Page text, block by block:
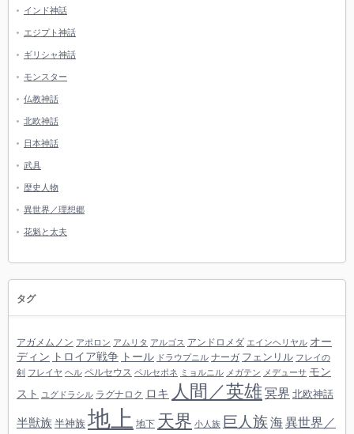
インド神話
エジプト神話
ギリシャ神話
モンスター
仏教神話
北欧神話
日本神話
武具
歴史人物
異世界／理想郷
花魁と太夫
タグ
アガメムノン アポロン アムリタ アルゴス アンドロメダ エインヘリヤル オー
ディン トロイア戦争 トール ドラウプニル ナーガ フェンリル フレイの
剣 フレイヤ ヘル ペルセウス ペルセポネ ミョルニル メガテン メデューサ モン
スト
ユグドラシル ラグナロク ロキ 人間／英雄冥界 北欧神話
半獣族 半神族 地上 地下 天界 小人族 巨人族 海異世界／